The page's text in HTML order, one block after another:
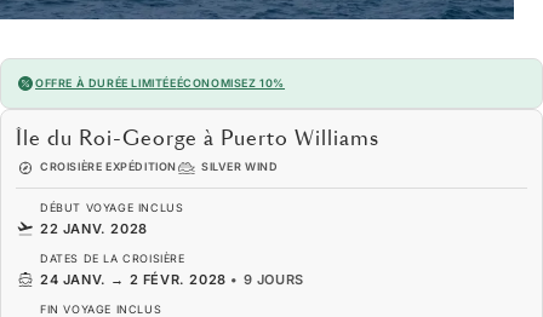
OFFRE À DURÉE LIMITÉEÉCONOMISEZ 10%
Île du Roi-George à Puerto Williams
CROISIÈRE EXPÉDITION SILVER WIND
DÉBUT VOYAGE INCLUS
22 JANV. 2028
DATES DE LA CROISIÈRE
24 JANV. → 2 FÉVR. 2028 • 9 JOURS
FIN VOYAGE INCLUS